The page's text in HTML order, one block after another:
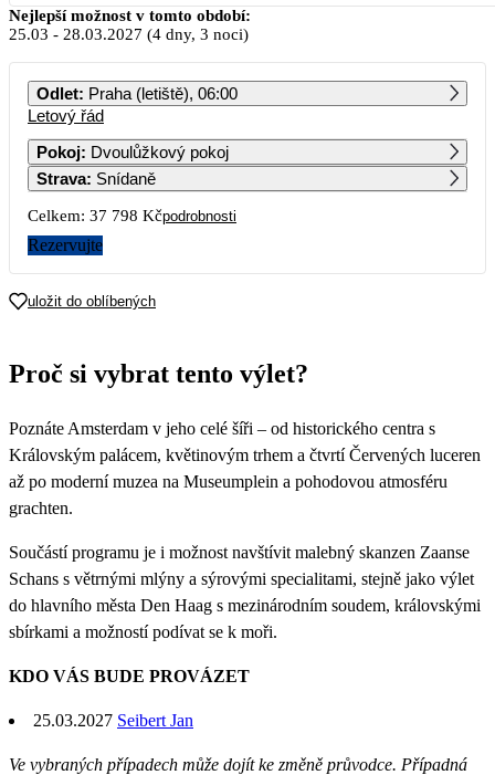
Březen 2027
PO ÚT ST ČT PÁ SO NE
8
22
Nejlepší možnost v tomto období:
25.03 - 28.03.2027 (4 dny, 3 noci)
Odlet: Praha (letiště), 06:00
Letový řád
Pokoj: Dvoulůžkový pokoj
Strava: Snídaně
Celkem: 37 798 Kčpodrobnosti
Rezervujte
uložit do oblíbených
Proč si vybrat tento výlet?
Poznáte Amsterdam v jeho celé šíři – od historického centra s
Královským palácem, květinovým trhem a čtvrtí Červených luceren
až po moderní muzea na Museumplein a pohodovou atmosféru
grachten.
Součástí programu je i možnost navštívit malebný skanzen Zaanse
Schans s větrnými mlýny a sýrovými specialitami, stejně jako výlet
do hlavního města Den Haag s mezinárodním soudem, královskými
sbírkami a možností podívat se k moři.
KDO VÁS BUDE PROVÁZET
25.03.2027 Seibert Jan
Ve vybraných případech může dojít ke změně průvodce. Případná